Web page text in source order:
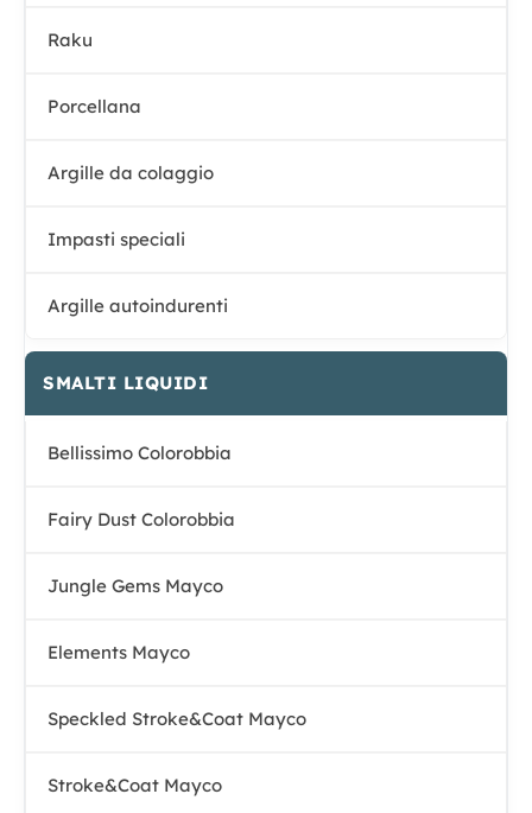
Raku
Porcellana
Argille da colaggio
Impasti speciali
Argille autoindurenti
SMALTI LIQUIDI
Bellissimo Colorobbia
Fairy Dust Colorobbia
Jungle Gems Mayco
Elements Mayco
Speckled Stroke&Coat Mayco
Stroke&Coat Mayco